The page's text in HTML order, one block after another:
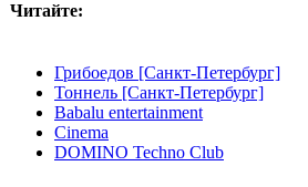
Читайте:
Грибоедов [Санкт-Петербург]
Тоннель [Санкт-Петербург]
Babalu entertainment
Cinema
DOMINO Techno Club